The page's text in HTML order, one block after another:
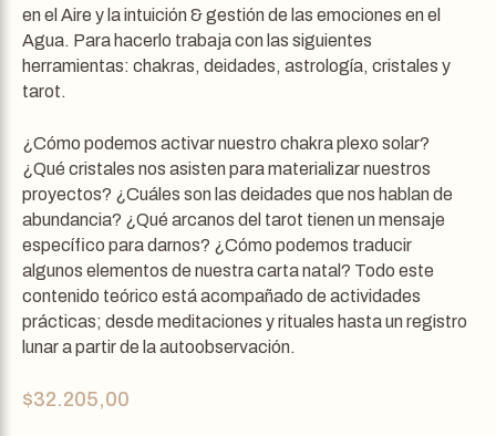
en el Aire y la intuición & gestión de las emociones en el
Agua. Para hacerlo trabaja con las siguientes
herramientas: chakras, deidades, astrología, cristales y
tarot.
¿Cómo podemos activar nuestro chakra plexo solar?
¿Qué cristales nos asisten para materializar nuestros
proyectos? ¿Cuáles son las deidades que nos hablan de
abundancia? ¿Qué arcanos del tarot tienen un mensaje
específico para darnos? ¿Cómo podemos traducir
algunos elementos de nuestra carta natal? Todo este
contenido teórico está acompañado de actividades
prácticas; desde meditaciones y rituales hasta un registro
lunar a partir de la autoobservación.
$32.205,00